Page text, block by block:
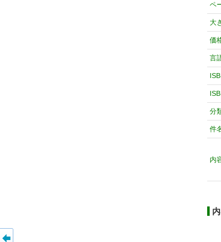
ペ
大
価
言
分
件
内